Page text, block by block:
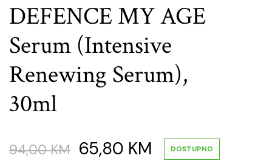
DEFENCE MY AGE
Serum (Intensive
Renewing Serum),
30ml
94,00KM Original
65,80 KM Current
DOSTUPNO